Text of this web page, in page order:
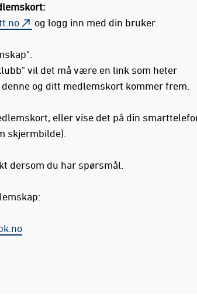
og logg inn med din bruker.
vil det må være en link som heter
og ditt medlemskort kommer frem.
eller vise det på din
skjermbilde).
dersom du har spørsmål.